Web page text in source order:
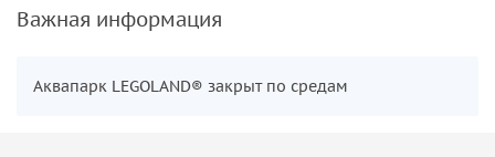
Важная информация
Аквапарк LEGOLAND® закрыт по средам